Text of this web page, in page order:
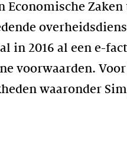
Economische
in 2016 al een e-
voorwaarden.
waaronder